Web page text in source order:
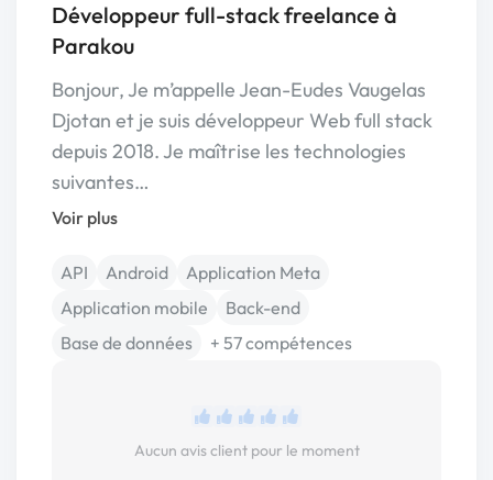
Développeur full-stack freelance à
Parakou
Bonjour, Je m’appelle Jean-Eudes Vaugelas
Djotan et je suis développeur Web full stack
depuis 2018. Je maîtrise les technologies
suivantes…
Voir plus
API Android
Application Meta
Application mobile
Back-end
Base de données
+ 57 compétences
Aucun avis client pour le moment